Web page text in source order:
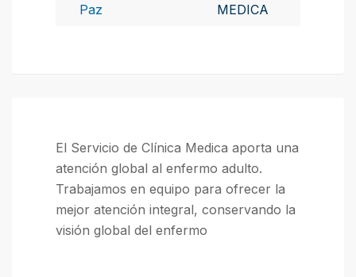
Paz
MEDICA
El Servicio de Clínica Medica aporta una
atención global al enfermo adulto.
Trabajamos en equipo para ofrecer la
mejor atención integral, conservando la
visión global del enfermo